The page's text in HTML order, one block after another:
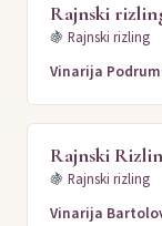
Rajnski
🍇 Rajnski rizling
Vinarija
Rajnski
🍇 Rajnski rizling
Vinarija